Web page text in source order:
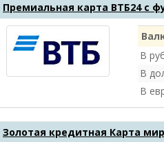
Премиальная карта ВТБ24 с
В
В
В
Золотая кредитная Карта